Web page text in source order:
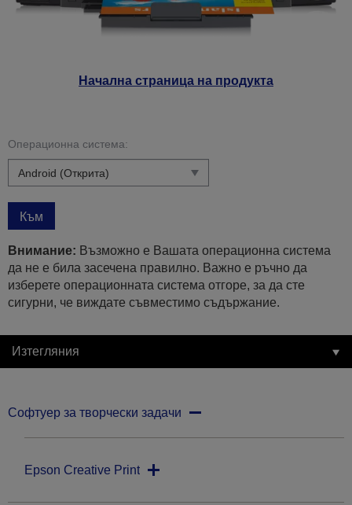
Начална страница на продукта
Операционна система:
Към
Внимание: Възможно е Вашата операционна система
да не е била засечена правилно. Важно е ръчно да
изберете операционната система отгоре, за да сте
сигурни, че виждате съвместимо съдържание.
Изтегляния
Софтуер за творчески задачи
Epson Creative Print